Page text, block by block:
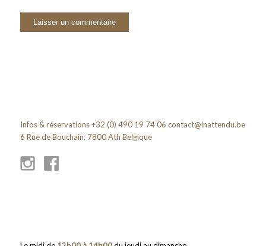
Infos & réservations +32 (0) 490 19 74 06 contact@inattendu.be
6 Rue de Bouchain, 7800 Ath Belgique